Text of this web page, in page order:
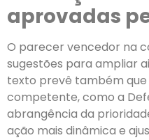
aprovadas
O parecer vencedor na
sugestões para ampliar
texto prevê também
competente, como a
abrangência da
ação mais dinâmica e